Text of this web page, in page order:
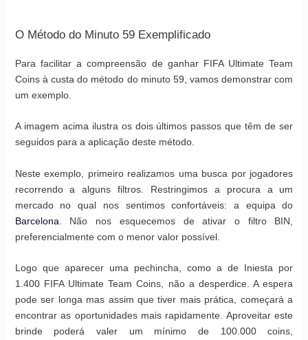
O Método do Minuto 59 Exemplificado
Para facilitar a compreensão de ganhar FIFA Ultimate Team
Coins à custa do método do minuto 59, vamos demonstrar com
um exemplo.
A imagem acima ilustra os dois últimos passos que têm de ser
seguidos para a aplicação deste método.
Neste exemplo, primeiro realizamos uma busca por jogadores
recorrendo a alguns filtros. Restringimos a procura a um
mercado no qual nos sentimos confortáveis: a equipa do
Barcelona . Não nos esquecemos de ativar o filtro BIN,
preferencialmente com o menor valor possível.
Logo que aparecer uma pechincha, como a de Iniesta por
1.400 FIFA Ultimate Team Coins, não a desperdice. A espera
pode ser longa mas assim que tiver mais prática, começará a
encontrar as oportunidades mais rapidamente. Aproveitar este
brinde poderá valer um mínimo de 100.000 coins,